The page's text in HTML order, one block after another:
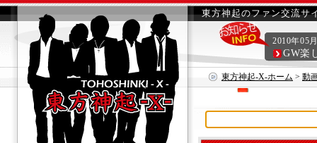
東方神起のファン交流サ
東方神起-X-ホーム > 動
2010年05
GW楽